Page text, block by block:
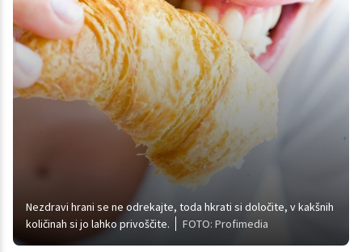
Nezdravi hrani se ne odrekajte, toda hkrati si določite, v kakšnih
količinah si jo lahko privoščite.
FOTO: Profimedia